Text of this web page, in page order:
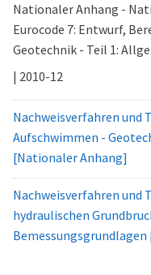
Nationaler Anhang -
Eurocode 7: Entwurf,
Geotechnik - Teil 1:
| 2010-12
Nachweisverfahren und
Aufschwimmen -
[Nationaler Anhang]
Nachweisverfahren und
hydraulischen